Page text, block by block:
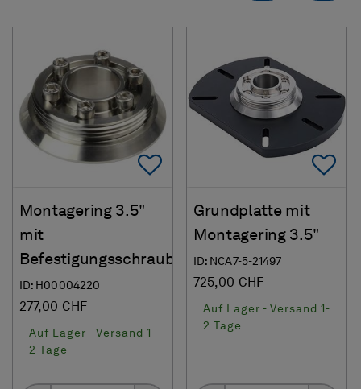
Add To Favorites
Montagering 3.5"
mit
Befestigungsschrauben
ID: H00004220
277,00 CHF
Auf Lager - Versand 1-
2 Tage
Grundplatte mit
Montagering 3.5"
ID: NCA7-5-21497
725,00 CHF
Auf Lager - Versand 1-
2 Tage